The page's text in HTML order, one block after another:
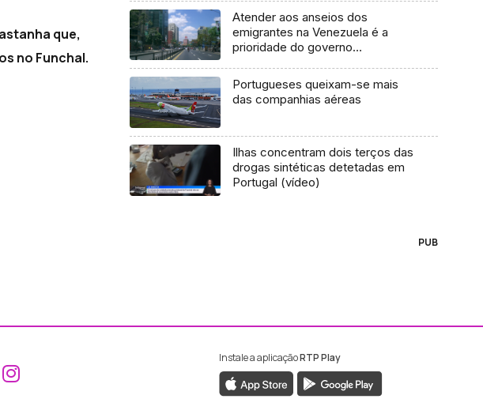
que,
no Funchal.
Atender aos anseios dos
emigrantes na Venezuela é a
prioridade do governo
Portugueses queixam-se mais
das companhias aéreas
Ilhas concentram dois terços das
drogas sintéticas detetadas em
Portugal (vídeo)
PUB
Aceder ao Facebook da RTP Madeira
Aceder ao Instagram da RTP Madeira
Instale a aplicaçãoRTP Play